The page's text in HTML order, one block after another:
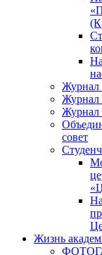
Журнал
Журнал
Журнал
совет
Жизнь